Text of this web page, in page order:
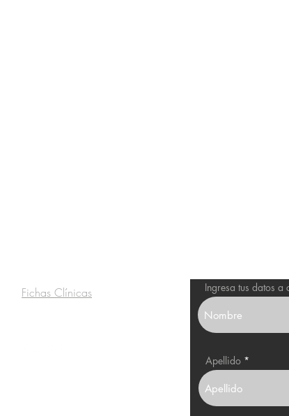
Fichas Clínicas Ingresa tus datos a
Apellido